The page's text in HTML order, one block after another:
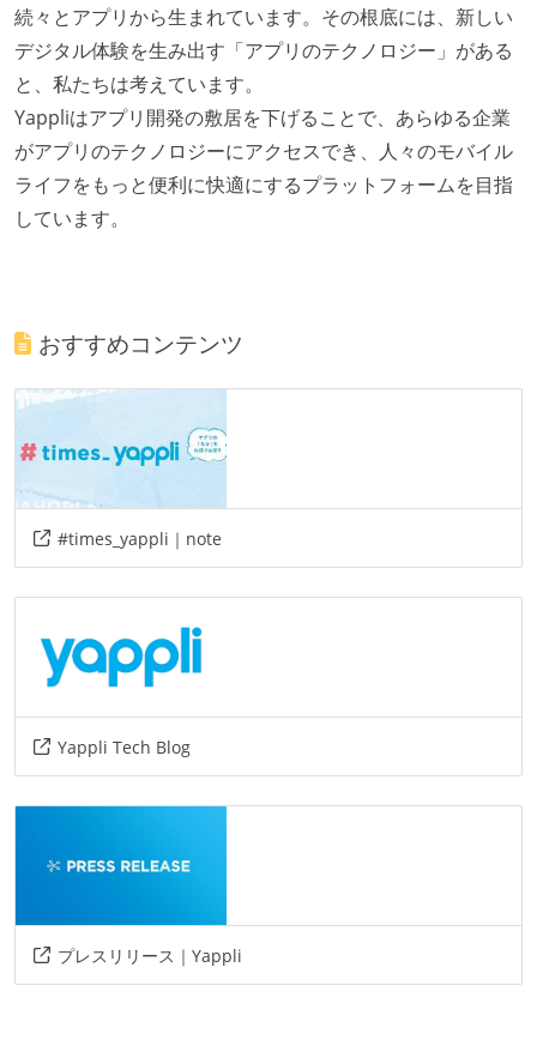
続々とアプリから生まれています。その根底には、新しい
デジタル体験を生み出す「アプリのテクノロジー」がある
と、私たちは考えています。
Yappliはアプリ開発の敷居を下げることで、あらゆる企業
がアプリのテクノロジーにアクセスでき、人々のモバイル
ライフをもっと便利に快適にするプラットフォームを目指
しています。
おすすめコンテンツ
#times_yappli｜note
Yappli Tech Blog
プレスリリース｜Yappli